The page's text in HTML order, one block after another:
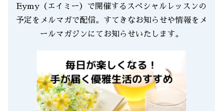
Eymy（エイミー）で開催するスペシャルレッスンの
予定をメルマガで配信。すてきなお知らせや情報をメ
ールマガジンにてお知らせいたします。